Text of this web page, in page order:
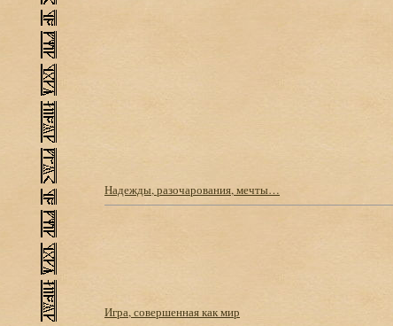
Надежды, разочарования, мечты…
Игра, совершенная как мир